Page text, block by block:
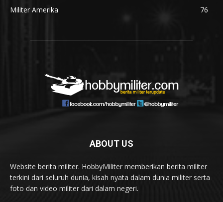
Militer Amerika
76
ABOUT US
Website berita militer. HobbyMiliter memberikan berita militer
terkini dari seluruh dunia, kisah nyata dalam dunia militer serta
foto dan video militer dari dalam negeri.